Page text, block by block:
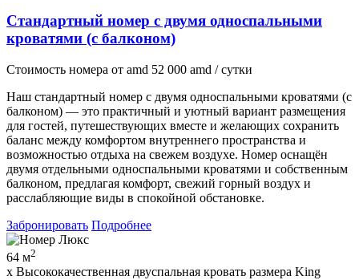
Стандартный номер с двумя односпальными
кроватями (с балконом)
Стоимость номера от amd 52 000 amd / сутки
Наш стандартный номер с двумя односпальными кроватями (с
балконом) — это практичный и уютный вариант размещения
для гостей, путешествующих вместе и желающих сохранить
баланс между комфортом внутреннего пространства и
возможностью отдыха на свежем воздухе. Номер оснащён
двумя отдельными односпальными кроватями и собственным
балконом, предлагая комфорт, свежий горный воздух и
расслабляющие виды в спокойной обстановке.
Забронировать Подробнее
64 м2
x Высококачественная двуспальная кровать размера King